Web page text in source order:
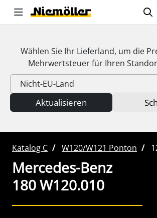
Wählen Sie Ihr Lieferland, um die
Mehrwertsteuerfür Ihren
Aktualisieren
Katalog C W120/W121 Ponton
Mercedes-Benz
180 W120.010